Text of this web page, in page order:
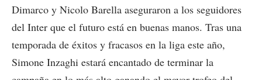
Dimarco y Nicolo Barella aseguraron a los seguidores
del Inter que el futuro está en buenas manos. Tras una
temporada de éxitos y fracasos en la liga este año,
Simone Inzaghi estará encantado de terminar la